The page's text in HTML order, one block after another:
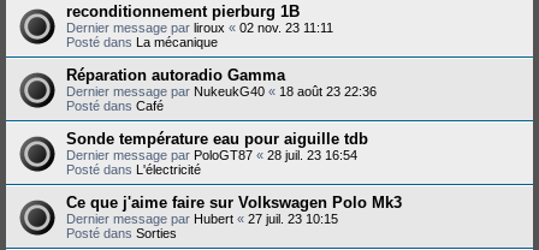
reconditionnement pierburg 1B
Dernier message par liroux « 02 nov. 23 11:11
Posté dans La mécanique
Réparation autoradio Gamma
Dernier message par NukeukG40 « 18 août 23 22:36
Posté dans Café
Sonde température eau pour aiguille tdb
Dernier message par PoloGT87 « 28 juil. 23 16:54
Posté dans L'électricité
Ce que j'aime faire sur Volkswagen Polo Mk3
Dernier message par Hubert « 27 juil. 23 10:15
Posté dans Sorties